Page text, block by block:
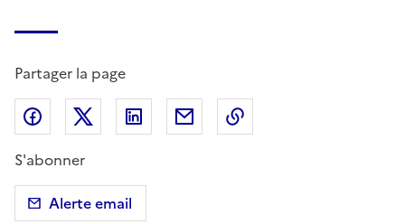
Partager la page
Partager sur Facebook
Partager sur X (anciennement Twitter)
Partager sur LinkedIn
Partager par email
S'abonner
Alerte email